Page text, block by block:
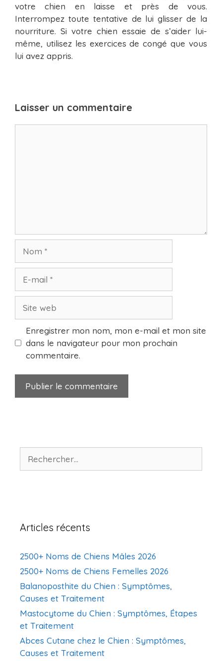
votre chien en laisse et près de vous.
Interrompez toute tentative de lui glisser de la
nourriture. Si votre chien essaie de s’aider lui-
même, utilisez les exercices de congé que vous
lui avez appris.
Laisser un commentaire
mail
web
Enregistrer mon nom, mon e-mail et mon site
dans le navigateur pour mon prochain
commentaire.
Articles récents
2500+ Noms de Chiens Mâles 2026
2500+ Noms de Chiens Femelles 2026
Balanoposthite du Chien : Symptômes,
Causes et Traitement
Mastocytome du Chien : Symptômes, Étapes
et Traitement
Abces Cutane chez le Chien : Symptômes,
Causes et Traitement